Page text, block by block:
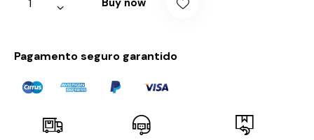
Buy now
Pagamento seguro garantido